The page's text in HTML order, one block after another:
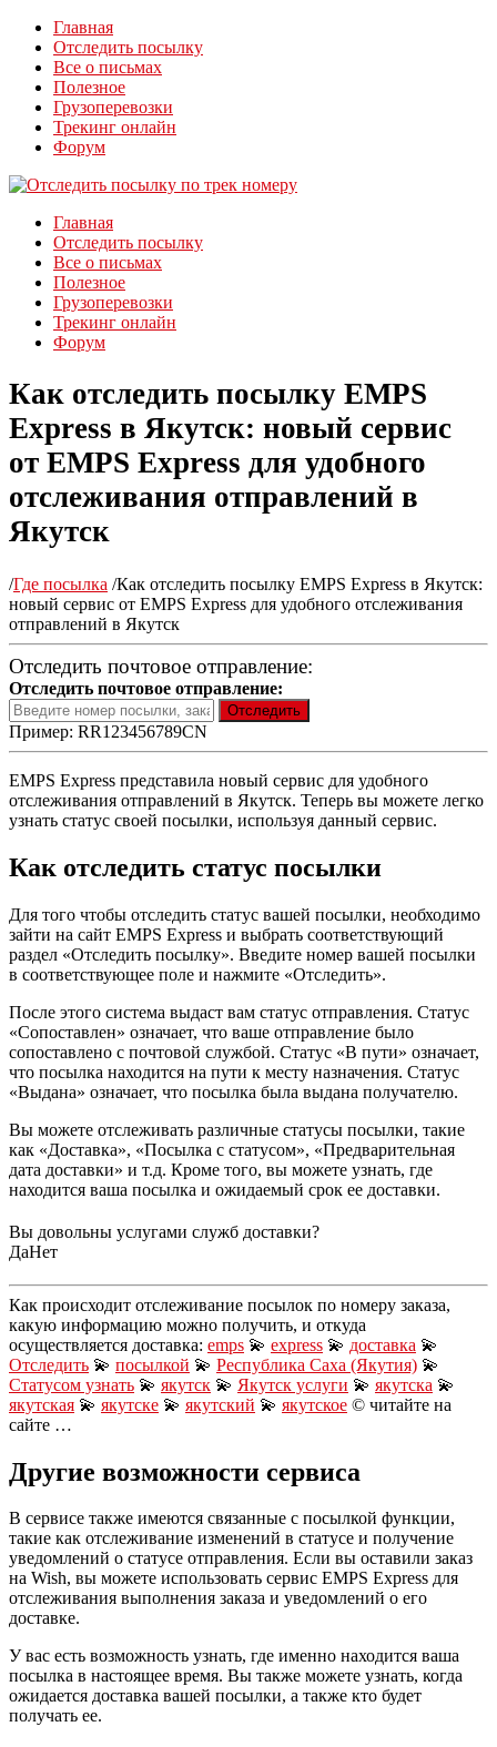
Главная
Отследить посылку
Все о письмах
Полезное
Грузоперевозки
Трекинг онлайн
Форум
Главная
Отследить посылку
Все о письмах
Полезное
Грузоперевозки
Трекинг онлайн
Форум
Как отследить посылку EMPS
Express в Якутск: новый сервис
от EMPS Express для удобного
отслеживания отправлений в
Якутск
/Где посылка /Как отследить посылку EMPS Express в Якутск:
новый сервис от EMPS Express для удобного отслеживания
отправлений в Якутск
Отследить почтовое отправление:
Отследить почтовое отправление:
Пример: RR123456789CN
EMPS Express представила новый сервис для удобного
отслеживания отправлений в Якутск. Теперь вы можете легко
узнать статус своей посылки, используя данный сервис.
Как отследить статус посылки
Для того чтобы отследить статус вашей посылки, необходимо
зайти на сайт EMPS Express и выбрать соответствующий
раздел «Отследить посылку». Введите номер вашей посылки
в соответствующее поле и нажмите «Отследить».
После этого система выдаст вам статус отправления. Статус
«Сопоставлен» означает, что ваше отправление было
сопоставлено с почтовой службой. Статус «В пути» означает,
что посылка находится на пути к месту назначения. Статус
«Выдана» означает, что посылка была выдана получателю.
Вы можете отслеживать различные статусы посылки, такие
как «Доставка», «Посылка с статусом», «Предварительная
дата доставки» и т.д. Кроме того, вы можете узнать, где
находится ваша посылка и ожидаемый срок ее доставки.
Вы довольны услугами служб доставки?
ДаНет
Как происходит отслеживание посылок по номеру заказа,
какую информацию можно получить, и откуда
осуществляется доставка: emps 💫 express 💫 доставка 💫
Отследить 💫 посылкой 💫 Республика Саха (Якутия) 💫
Статусом узнать 💫 якутск 💫 Якутск услуги 💫 якутска 💫
якутская 💫 якутске 💫 якутский 💫 якутское © читайте на
сайте …
Другие возможности сервиса
В сервисе также имеются связанные с посылкой функции,
такие как отслеживание изменений в статусе и получение
уведомлений о статусе отправления. Если вы оставили заказ
на Wish, вы можете использовать сервис EMPS Express для
отслеживания выполнения заказа и уведомлений о его
доставке.
У вас есть возможность узнать, где именно находится ваша
посылка в настоящее время. Вы также можете узнать, когда
ожидается доставка вашей посылки, а также кто будет
получать ее.